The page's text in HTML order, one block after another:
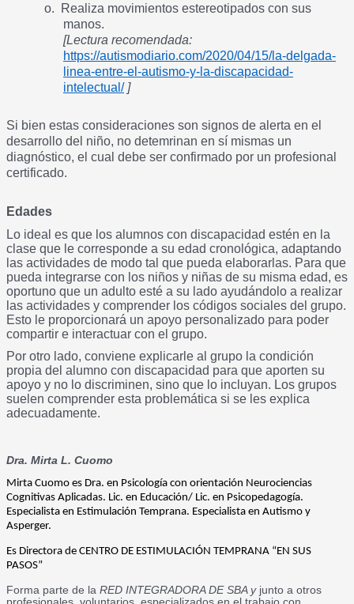
o.
Realiza movimientos estereotipados con sus
manos.
[Lectura recomendada:
https://autismodiario.com/2020/04/15/la-delgada-
linea-entre-el-autismo-y-la-discapacidad-
intelectual/ ]
Si bien estas consideraciones son signos de alerta en el
desarrollo del niño, no detemrinan en sí mismas un
diagnóstico, el cual debe ser confirmado por un profesional
certificado.
Edades
Lo ideal es que los alumnos con discapacidad estén en la
clase que le corresponde a su edad cronológica, adaptando
las actividades de modo tal que pueda elaborarlas. Para que
pueda integrarse con los niños y niñas de su misma edad, es
oportuno que un adulto esté a su lado ayudándolo a realizar
las actividades y comprender los códigos sociales del grupo.
Esto le proporcionará un apoyo personalizado para poder
compartir e interactuar con el grupo.
Por otro lado, conviene explicarle al grupo la condición
propia del alumno con discapacidad para que aporten su
apoyo y no lo discriminen, sino que lo incluyan. Los grupos
suelen comprender esta problemática si se les explica
adecuadamente.
Dra. Mirta L. Cuomo
Mirta Cuomo es Dra. en Psicología con orientación Neurociencias
Cognitivas Aplicadas.
Especialista en Estimulación Temprana. Especialista en Autismo y
Asperger.
Es Directora de CENTRO DE ESTIMULACIÓN TEMPRANA “EN SUS
PASOS”
Forma parte de la RED INTEGRADORA DE SBA yjunto a otros